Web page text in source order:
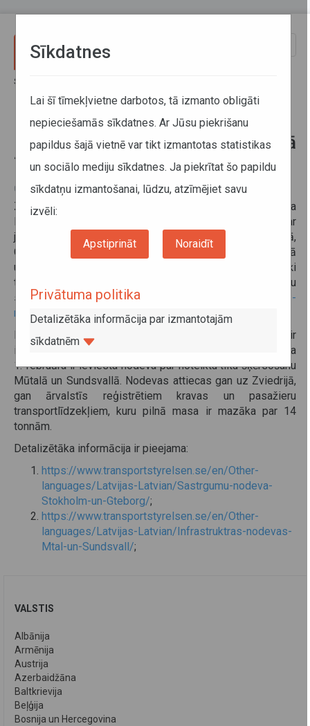
Sākums
Braukšanas ierobežojumi Zviedrijā
2024.gadā
07. februāris 2024
Zviedrijā nav braukšanas ierobežojumu kravas transporta
līdzekļiem brīvdienās un svētku dienās. Tomēr, saskaņā ar
jaunajām vides prasībām, kas ieviestas
Stokholmā,
Gēteborgā, Malmē, Lundā, Helsingborgā, Molndalā, Umeā
un Upsalā,
šajās pilsētās tiek piemēroti atsevišķi
transporta ierobežojumi. Lai ar tiem vairāk iepazītos, lūdzu
skatīt saitihttps://urbanaccessregulations.eu/countries-
mainmenu-147/sweden-mainmenu...
Papildus, Zviedrijas pilsētās Stokholmā un Gēteborgā ir
ieviesta sastrēgumu nodevas sistēma, bet no 2015. gada
1. februāra ir ieviesta nodeva par noteiktu tiltu šķērsošanu
Mūtalā un Sundsvallā. Nodevas attiecas gan uz Zviedrijā,
gan ārvalstīs reģistrētiem kravas un pasažieru
transportlīdzekļiem, kuru pilnā masa ir mazāka par 14
tonnām.
Detalizētāka informācija ir pieejama:
https://www.transportstyrelsen.se/en/Other-
languages/Latvijas-Latvian/Sastrgumu-nodeva-
Stokholm-un-Gteborg/;
https://www.transportstyrelsen.se/en/Other-
languages/Latvijas-Latvian/Infrastruktras-nodevas-
Mtal-un-Sundsvall/;
VALSTIS
Albānija
Armēnija
Austrija
Azerbaidžāna
Baltkrievija
Beļģija
Bosnija un Hercegovina
Sīkdatnes
Lai šī tīmekļvietne darbotos, tā izmanto obligāti
nepieciešamās sīkdatnes. Ar Jūsu piekrišanu
papildus šajā vietnē var tikt izmantotas statistikas
un sociālo mediju sīkdatnes. Ja piekrītat šo papildu
sīkdatņu izmantošanai, lūdzu, atzīmējiet savu
izvēli:
Apstiprināt Noraidīt
Privātuma politika
Detalizētāka informācija par izmantotajām
sīkdatnēm